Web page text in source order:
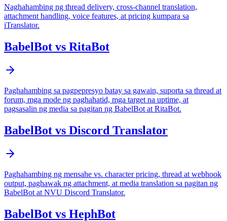
Naghahambing ng thread delivery, cross-channel translation,
attachment handling, voice features, at pricing kumpara sa
iTranslator.
BabelBot vs RitaBot
Paghahambing sa pagpepresyo batay sa gawain, suporta sa thread at
forum, mga mode ng paghahatid, mga target na uptime, at
pagsasalin ng media sa pagitan ng BabelBot at RitaBot.
BabelBot vs Discord Translator
Paghahambing ng mensahe vs. character pricing, thread at webhook
output, paghawak ng attachment, at media translation sa pagitan ng
BabelBot at NVU Discord Translator.
BabelBot vs HephBot